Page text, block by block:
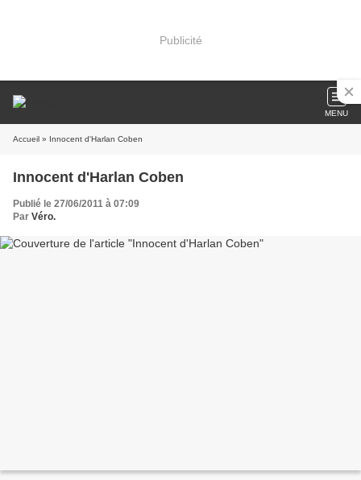
Publicité
MENU
Accueil » Innocent d'Harlan Coben
Innocent d'Harlan Coben
Publié le 27/06/2011 à 07:09
Par Véro.